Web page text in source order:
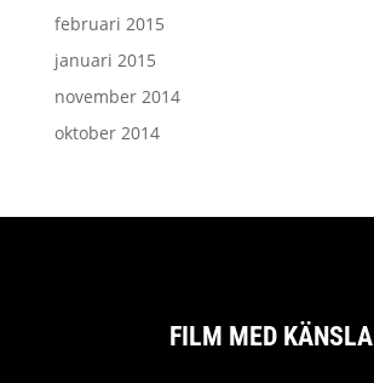
februari 2015
januari 2015
november 2014
oktober 2014
FILM MED KÄNSLA